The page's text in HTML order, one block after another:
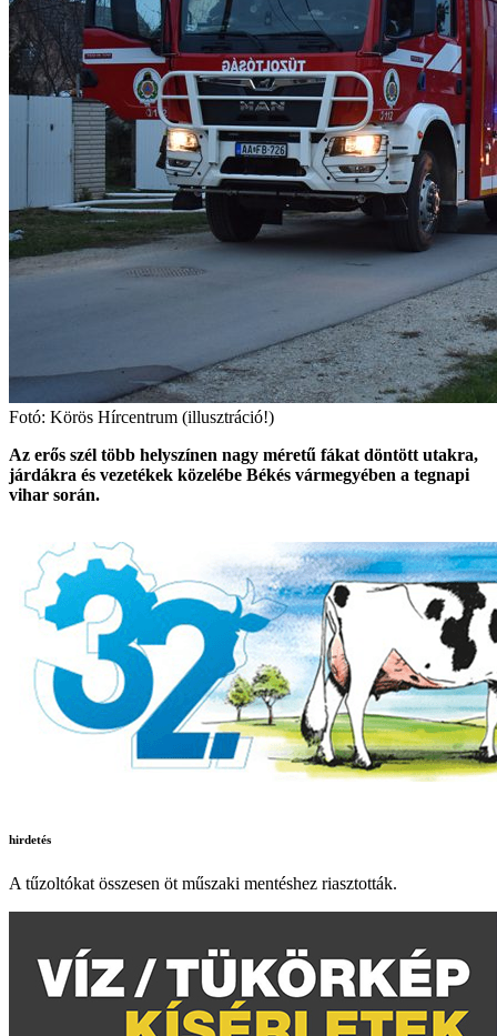
Fotó: Körös Hírcentrum (illusztráció!)
Az erős szél több helyszínen nagy méretű fákat döntött utakra,
járdákra és vezetékek közelébe Békés vármegyében a tegnapi
vihar során.
hirdetés
A tűzoltókat összesen öt műszaki mentéshez riasztották.